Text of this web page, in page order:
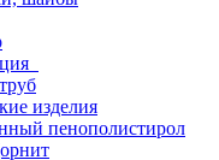
изделия
пенополистирол